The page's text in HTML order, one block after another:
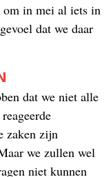
om in mei al iets in
dat we daar
dat we niet alle
zaken zijn
we zullen wel
niet kunnen